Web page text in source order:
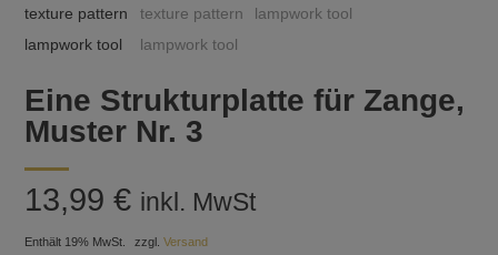
Eine Strukturplatte für Zange,
Muster Nr. 3
13,99€ inkl. MwSt
Enthält 19% MwSt. zzgl.Versand